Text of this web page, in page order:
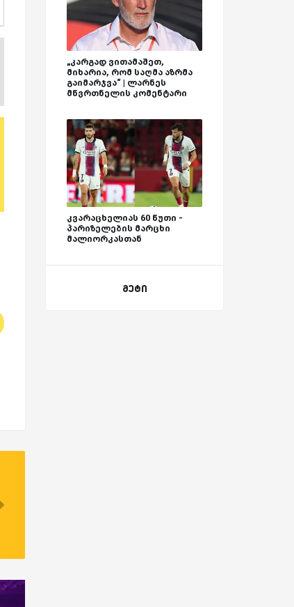
„კარგად ვითამაშეთ,
მიხარია, რომ საღმა აზრმა
გაიმარჯვა“ | ლარნეს
მწვრთნელის კომენტარი
კვარაცხელიას 60 წუთი -
პარიზელების მარცხი
მალიორკასთან
მეტი